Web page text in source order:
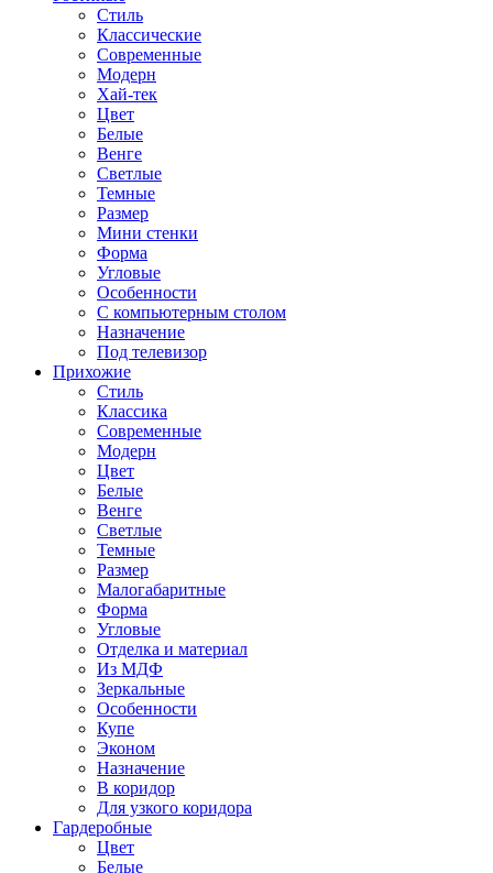
Стиль
Классические
Современные
Модерн
Хай-тек
Цвет
Белые
Венге
Светлые
Темные
Размер
Мини стенки
Форма
Угловые
Особенности
С компьютерным столом
Назначение
Под телевизор
Прихожие
Стиль
Классика
Современные
Модерн
Цвет
Белые
Венге
Светлые
Темные
Размер
Малогабаритные
Форма
Угловые
Отделка и материал
Из МДФ
Зеркальные
Особенности
Купе
Эконом
Назначение
В коридор
Для узкого коридора
Гардеробные
Цвет
Белые